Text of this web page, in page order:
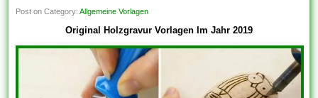
Post on Category:Allgemeine Vorlagen
Original Holzgravur Vorlagen Im Jahr 2019